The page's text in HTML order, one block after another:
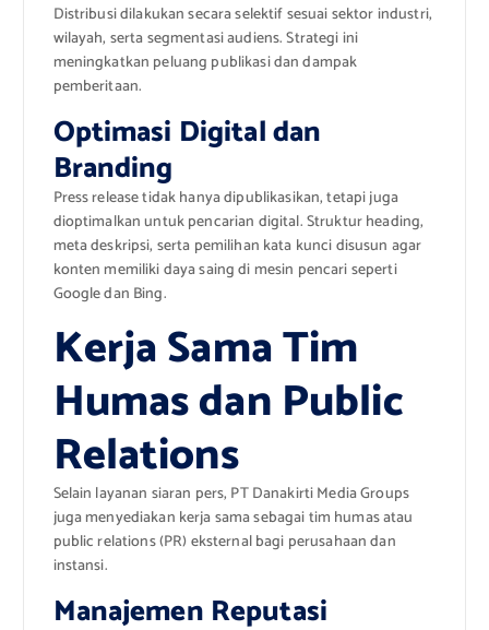
Distribusi dilakukan secara selektif sesuai sektor industri,
wilayah, serta segmentasi audiens. Strategi ini
meningkatkan peluang publikasi dan dampak
pemberitaan.
Optimasi Digital dan
Branding
Press release tidak hanya dipublikasikan, tetapi juga
dioptimalkan untuk pencarian digital. Struktur heading,
meta deskripsi, serta pemilihan kata kunci disusun agar
konten memiliki daya saing di mesin pencari seperti
Google dan Bing.
Kerja Sama Tim
Humas dan Public
Relations
Selain layanan siaran pers, PT Danakirti Media Groups
juga menyediakan kerja sama sebagai tim humas atau
public relations (PR) eksternal bagi perusahaan dan
instansi.
Manajemen Reputasi